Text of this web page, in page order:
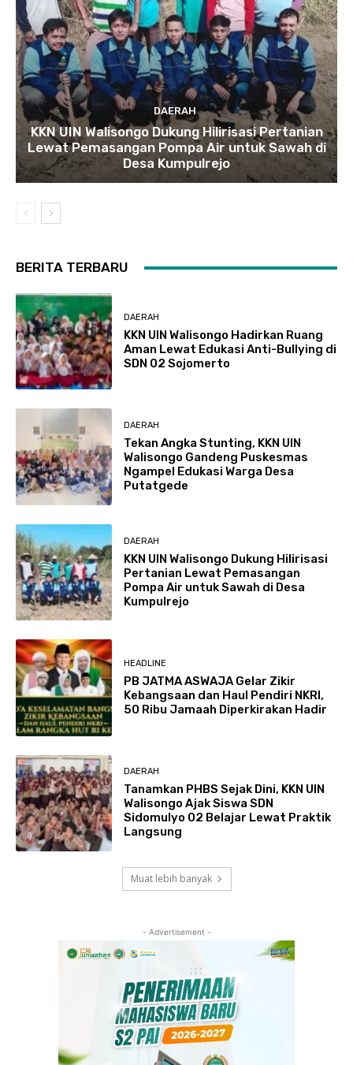
DAERAH
KKN UIN Walisongo Dukung Hilirisasi Pertanian
Lewat Pemasangan Pompa Air untuk Sawah di
Desa Kumpulrejo
BERITA TERBARU
DAERAH
KKN UIN Walisongo Hadirkan Ruang
Aman Lewat Edukasi Anti-Bullying di
SDN 02 Sojomerto
DAERAH
Tekan Angka Stunting, KKN UIN
Walisongo Gandeng Puskesmas
Ngampel Edukasi Warga Desa
Putatgede
DAERAH
KKN UIN Walisongo Dukung Hilirisasi
Pertanian Lewat Pemasangan
Pompa Air untuk Sawah di Desa
Kumpulrejo
HEADLINE
PB JATMA ASWAJA Gelar Zikir
Kebangsaan dan Haul Pendiri NKRI,
50 Ribu Jamaah Diperkirakan Hadir
DAERAH
Tanamkan PHBS Sejak Dini, KKN UIN
Walisongo Ajak Siswa SDN
Sidomulyo 02 Belajar Lewat Praktik
Langsung
Muat lebih banyak
- Advertisement -